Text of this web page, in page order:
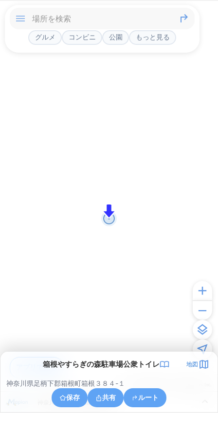
グルメ コンビニ 公園 もっと見る
箱根やすらぎの森駐車場公衆トイレ 地図
神奈川県足柄下郡箱根町箱根３８４-１
保存
共有 ルート
神奈川県足柄下郡箱根町箱根
アプリで見る